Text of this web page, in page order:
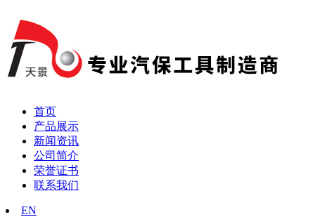
首页
产品展示
新闻资讯
公司简介
荣誉证书
联系我们
EN